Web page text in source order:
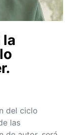
la
del ciclo
las